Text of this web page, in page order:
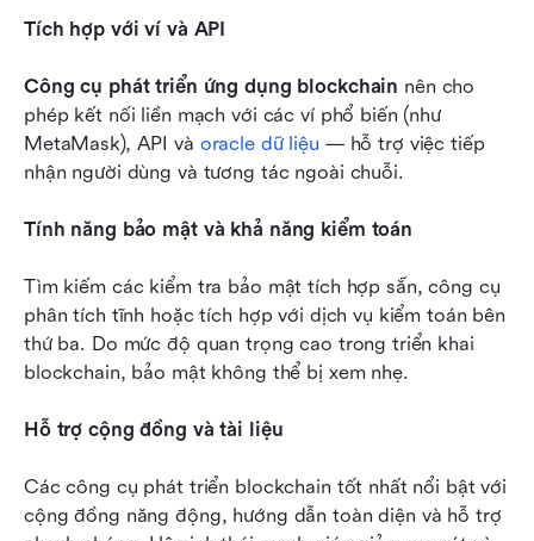
Tích hợp với ví và API
Công cụ phát triển ứng dụng blockchain nên cho
phép kết nối liền mạch với các ví phổ biến (như
MetaMask), API và oracle dữ liệu — hỗ trợ việc tiếp
nhận người dùng và tương tác ngoài chuỗi.
Tính năng bảo mật và khả năng kiểm toán
Tìm kiếm các kiểm tra bảo mật tích hợp sẵn, công cụ
phân tích tĩnh hoặc tích hợp với dịch vụ kiểm toán bên
thứ ba. Do mức độ quan trọng cao trong triển khai
blockchain, bảo mật không thể bị xem nhẹ.
Hỗ trợ cộng đồng và tài liệu
Các công cụ phát triển blockchain tốt nhất nổi bật với
cộng đồng năng động, hướng dẫn toàn diện và hỗ trợ